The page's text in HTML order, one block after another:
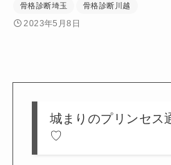
骨格診断埼玉 骨格診断川越
2023年5月8日
城まりのプリンセス
♡